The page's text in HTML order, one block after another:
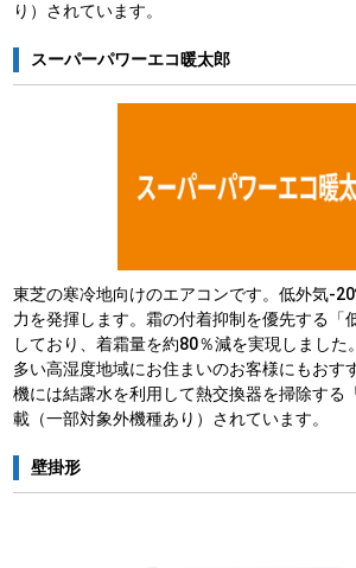
り）されています。
スーパーパワーエコ暖太郎
東芝の寒冷地向けのエアコンです。低外気-
力を発揮します。霜の付着抑制を優先する「
しており、着霜量を約80％減を実現しました
多い高湿度地域にお住まいのお客様にもおす
機には結露水を利用して熱交換器を掃除する
載（一部対象外機種あり）されています。
壁掛形